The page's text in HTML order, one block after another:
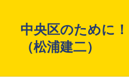
中央区のために
（松浦建二）